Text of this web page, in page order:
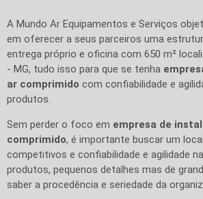
A Mundo Ar Equipamentos e Serviços
em oferecer a seus parceiros uma
entrega próprio e oficina com 650 m²
- MG, tudo isso para que se tenha
ar comprimido com confiabilidade e
produtos.
Sem perder o foco em empresa de
comprimido, é importante buscar um
competitivos e confiabilidade e agilidade
produtos, pequenos detalhes mas de
saber a procedência e seriedade da